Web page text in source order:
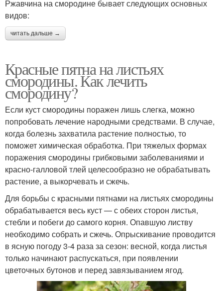
Ржавчина на смородине бывает следующих основных
видов:
читать дальше →
Красные пятна на листьях
смородины. Как лечить
смородину?
Если куст смородины поражен лишь слегка, можно
попробовать лечение народными средствами. В случае,
когда болезнь захватила растение полностью, то
поможет химическая обработка. При тяжелых формах
поражения смородины грибковыми заболеваниями и
красно-галловой тлей целесообразно не обрабатывать
растение, а выкорчевать и сжечь.
Для борьбы с красными пятнами на листьях смородины
обрабатывается весь куст — с обеих сторон листья,
стебли и побеги до самого корня. Опавшую листву
необходимо собрать и сжечь. Опрыскивание проводится
в ясную погоду 3-4 раза за сезон: весной, когда листья
только начинают распускаться, при появлении
цветочных бутонов и перед завязыванием ягод.